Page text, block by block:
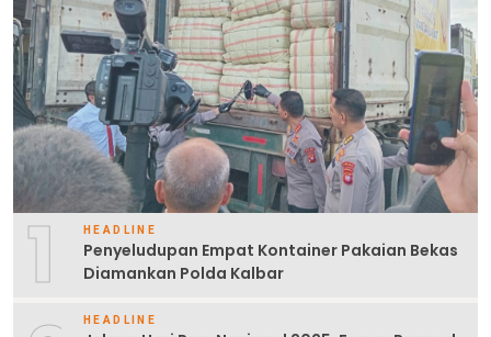
1 HEADLINE
Penyeludupan Empat Kontainer Pakaian Bekas
Diamankan Polda Kalbar
HEADLINE